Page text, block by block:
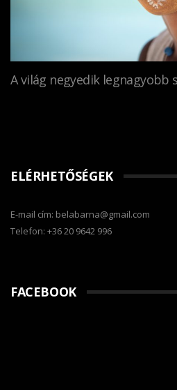
A világ negyedik legnagyobb
ELÉRHETŐSÉGEK
E-mail cím: belabarna@gmail.com
Telefon: +36 20 9642 996
FACEBOOK